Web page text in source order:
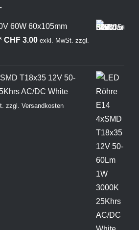
60W 60x105mm
CHF3.00 exkl. MwSt. zzgl.
T18x35 12V 50-
AC/DC White
zzgl. Versandkosten